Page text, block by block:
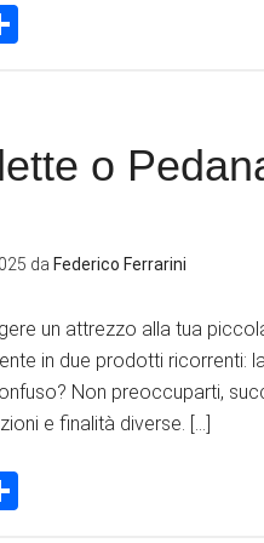
o
da Federico Ferrarini
un attrezzo alla tua
in due prodotti ricorrenti:
Non preoccuparti,
e finalità diverse. […]